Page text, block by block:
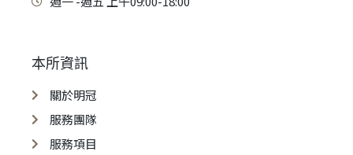
本所資訊
關於明冠
服務團隊
服務項目